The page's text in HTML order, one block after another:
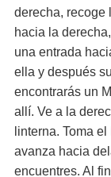
derecha, recoge
hacia la
una entrada
ella y después
encontrarás un
allí. Ve a la
linterna. Toma
avanza hacia
encuentres. Al